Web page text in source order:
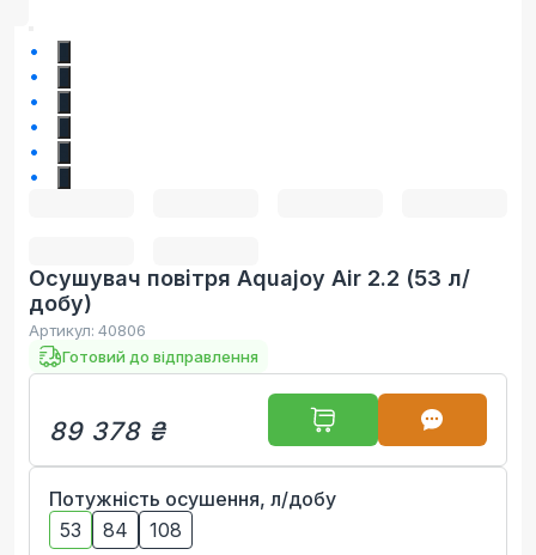
Осушувач повітря Aquajoy Air 2.2 (53 л/
добу)
Артикул: 40806
Готовий до відправлення
89 378 ₴
Потужність осушення, л/добу
53
84 108